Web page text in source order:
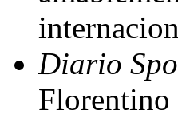
Diario
Florentino